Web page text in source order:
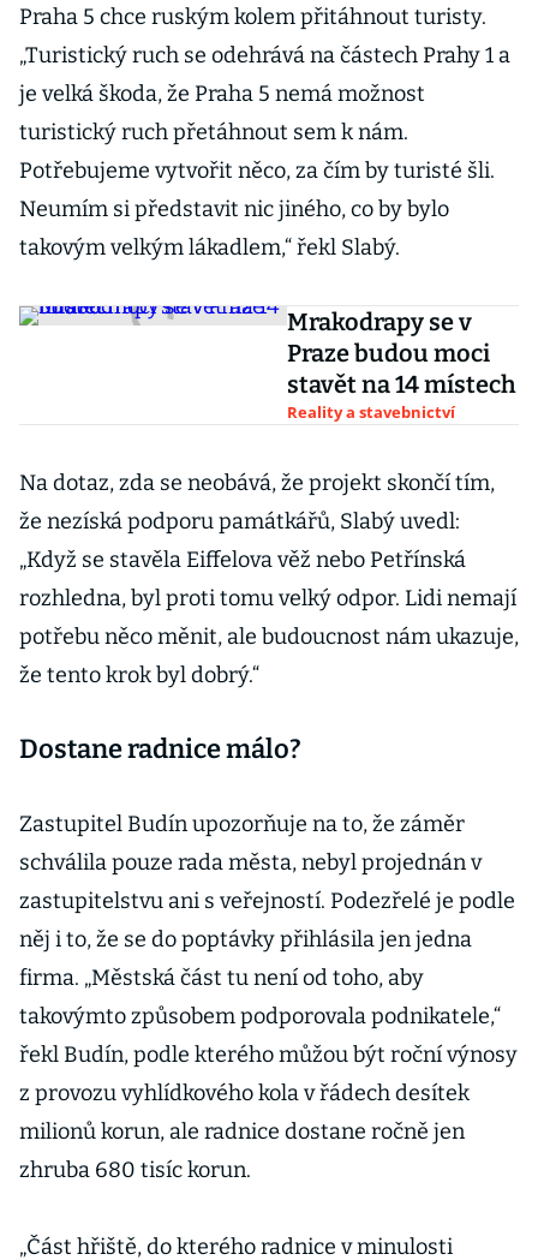
Praha 5 chce ruským kolem přitáhnout turisty.
„Turistický ruch se odehrává na částech Prahy 1 a
je velká škoda, že Praha 5 nemá možnost
turistický ruch přetáhnout sem k nám.
Potřebujeme vytvořit něco, za čím by turisté šli.
Neumím si představit nic jiného, co by bylo
takovým velkým lákadlem,“ řekl Slabý.
Mrakodrapy se v
Praze budou moci
stavět na 14 místech
Reality a stavebnictví
Na dotaz, zda se neobává, že projekt skončí tím,
že nezíská podporu památkářů, Slabý uvedl:
„Když se stavěla Eiffelova věž nebo Petřínská
rozhledna, byl proti tomu velký odpor. Lidi nemají
potřebu něco měnit, ale budoucnost nám ukazuje,
že tento krok byl dobrý.“
Dostane radnice málo?
Zastupitel Budín upozorňuje na to, že záměr
schválila pouze rada města, nebyl projednán v
zastupitelstvu ani s veřejností. Podezřelé je podle
něj i to, že se do poptávky přihlásila jen jedna
firma. „Městská část tu není od toho, aby
takovýmto způsobem podporovala podnikatele,“
řekl Budín, podle kterého můžou být roční výnosy
z provozu vyhlídkového kola v řádech desítek
milionů korun, ale radnice dostane ročně jen
zhruba 680 tisíc korun.
„Část hřiště, do kterého radnice v minulosti